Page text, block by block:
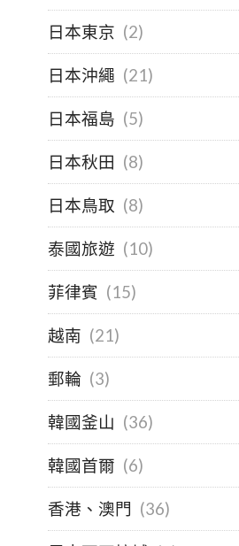
日本東京 (2)
日本沖繩 (21)
日本福島 (5)
日本秋田 (8)
日本鳥取 (8)
泰國旅遊 (10)
菲律賓 (15)
越南 (21)
郵輪 (3)
韓國釜山 (36)
韓國首爾 (6)
香港、澳門 (36)